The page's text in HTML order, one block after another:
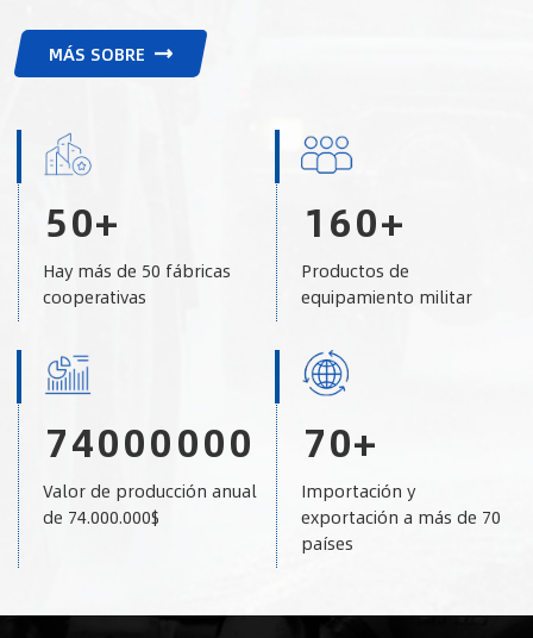
Además, también colaboramos con marcas
reconocidas de artículos tácticos y para actividades al
amplia cooperación con socios de todo el mundo en
el desarrollo de municiones y equipos logísticos.
MÁS SOBRE
50+
Hay más de 50 fábricas
cooperativas
160+
Productos de
equipamiento militar
74000000
Valor de producción anual
de 74.000.000$
70+
Importación y
exportación a más de 70
países